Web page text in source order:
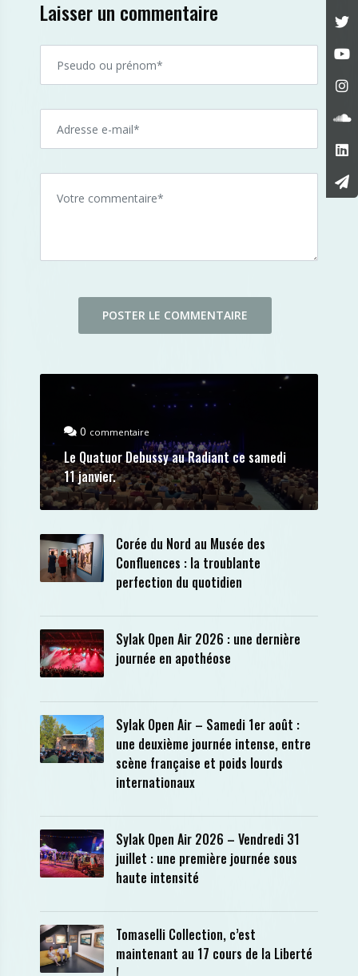
Laisser un commentaire
0 commentaire
Le Quatuor Debussy au Radiant ce samedi
11 janvier.
Corée du Nord au Musée des
Confluences : la troublante
perfection du quotidien
Sylak Open Air 2026 : une dernière
journée en apothéose
Sylak Open Air – Samedi 1er août :
une deuxième journée intense, entre
scène française et poids lourds
internationaux
Sylak Open Air 2026 – Vendredi 31
juillet : une première journée sous
haute intensité
Tomaselli Collection, c’est
maintenant au 17 cours de la Liberté